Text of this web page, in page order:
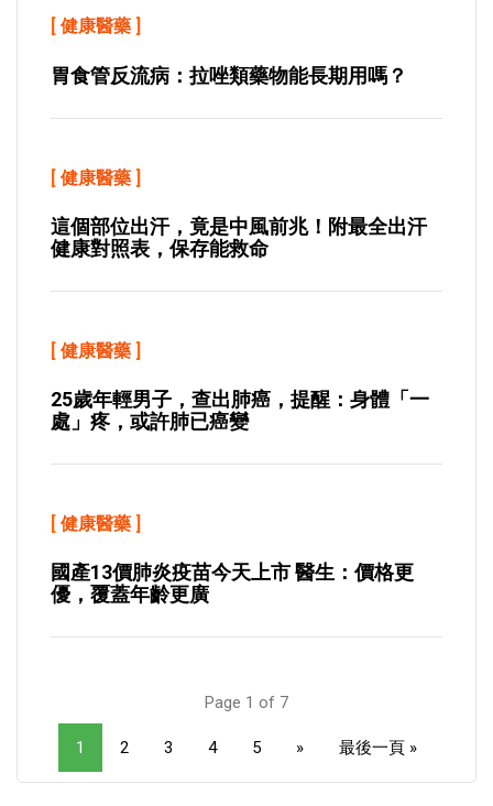
[ 健康醫藥 ]
胃食管反流病：拉唑類藥物能長期用嗎？
[ 健康醫藥 ]
這個部位出汗，竟是中風前兆！附最全出汗
健康對照表，保存能救命
[ 健康醫藥 ]
25歲年輕男子，查出肺癌，提醒：身體「一
處」疼，或許肺已癌變
[ 健康醫藥 ]
國產13價肺炎疫苗今天上市 醫生：價格更
優，覆蓋年齡更廣
Page 1 of 7
1 2 3 4 5 » 最後一頁 »